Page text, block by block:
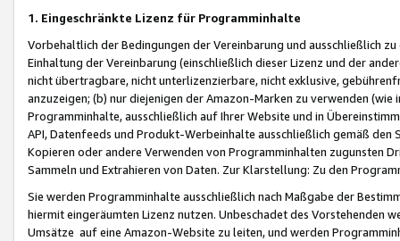
1. Eingeschränkte Lizenz für Programminhalte
Vorbehaltlich der Bedingungen der Vereinbarung und ausschließlich
Einhaltung der Vereinbarung (einschließlich dieser Lizenz und der
nicht übertragbare, nicht unterlizenzierbare, nicht exklusive,
anzuzeigen; (b) nur diejenigen der Amazon-Marken zu verwenden
Programminhalte, ausschließlich auf Ihrer Website und in
API, Datenfeeds und Produkt-Werbeinhalte ausschließlich gemäß
Kopieren oder andere Verwenden von Programminhalten zugunsten
Sammeln und Extrahieren von Daten. Zur Klarstellung: Zu den
Sie werden Programminhalte ausschließlich nach Maßgabe der
hiermit eingeräumten Lizenz nutzen. Unbeschadet des Vorstehenden
Umsätze auf eine Amazon-Website zu leiten, und werden